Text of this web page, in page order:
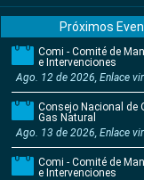
Próximos
Comi - Comité de
e Intervenciones
Ago. 12 de 2026, Enlace
Consejo Nacional de
Gas Natural
Ago. 13 de 2026, Enlace
Comi - Comité de
e Intervenciones